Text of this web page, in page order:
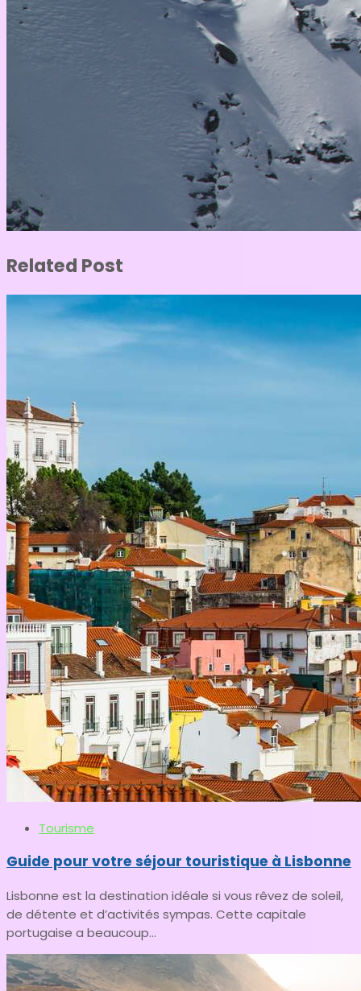
Related Post
Tourisme
Guide pour votre séjour touristique à Lisbonne
Lisbonne est la destination idéale si vous rêvez de soleil,
de détente et d’activités sympas. Cette capitale
portugaise a beaucoup...